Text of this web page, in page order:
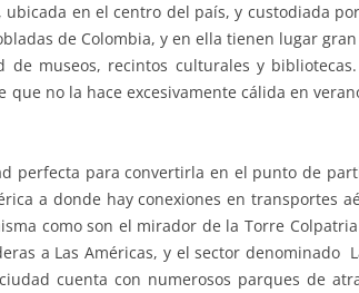
ubicada en el centro del país, y custodiada
de Colombia, y en ella tienen lugar
de museos, recintos culturales y
no la hace excesivamente cálida en
perfecta para convertirla en el punto de
a donde hay conexiones en transportes
como son el mirador de la Torre
a Las Américas, y el sector denominado
cuenta con numerosos parques de